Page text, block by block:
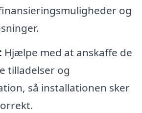
og
Hjælpe med at anskaffe de
tilladelser og
så installationen sker